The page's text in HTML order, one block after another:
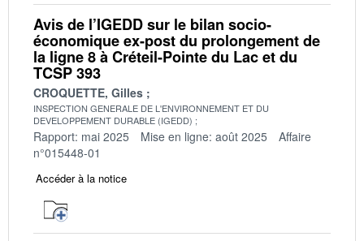
Avis de l’IGEDD sur le bilan socio-
économique ex-post du prolongement de
la ligne 8 à Créteil-Pointe du Lac et du
TCSP 393
CROQUETTE, Gilles
INSPECTION GENERALE DE L'ENVIRONNEMENT ET DU
DEVELOPPEMENT DURABLE (IGEDD)
Rapport: mai 2025 Mise en ligne: août 2025
Affaire
n°015448-01
Accéder à la notice